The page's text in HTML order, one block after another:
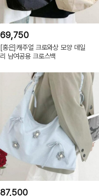
69,750
[홍은]캐주얼 크로와상 모양 데일
리 남여공용 크로스백
87,500